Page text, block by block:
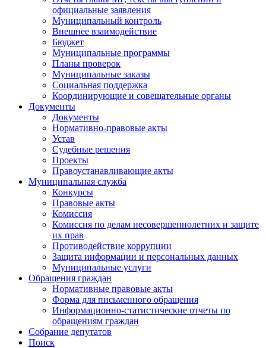
официальные заявления
Муниципальный контроль
Внешнее взаимодействие
Бюджет
Муниципальные программы
Планы проверок
Муниципальные заказы
Социальная поддержка
Координирующие и совещательные органы
Документы
Документы
Нормативно-правовые акты
Устав
Судебные решения
Проекты
Правоустанавливающие акты
Муниципальная служба
Конкурсы
Правовые акты
Комиссия
Комиссия по делам несовершеннолетних и защите
их прав
Противодействие коррупции
Защита информации и персональных данных
Муниципальные услуги
Обращения граждан
Нормативные правовые акты
Форма для письменного обращения
Информационно-статистические отчеты по
обращениям граждан
Собрание депутатов
Поиск